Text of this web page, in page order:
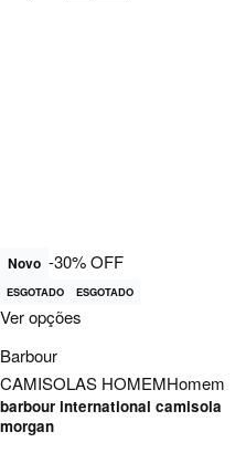
Novo -30% OFF
ESGOTADO ESGOTADO
Ver opções
Barbour
CAMISOLAS HOMEMHomem
barbour international camisola
morgan